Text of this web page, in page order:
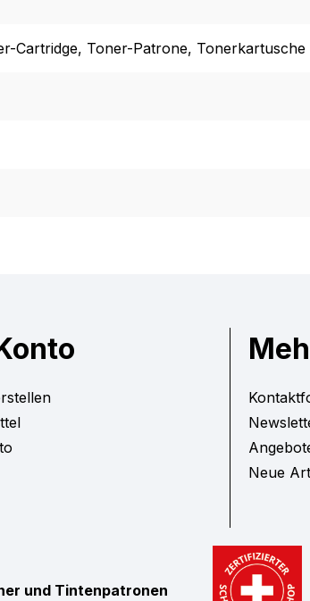
Cartridge, Toner-Patrone, Tonerkartusche
Neue
und Tintenpatronen